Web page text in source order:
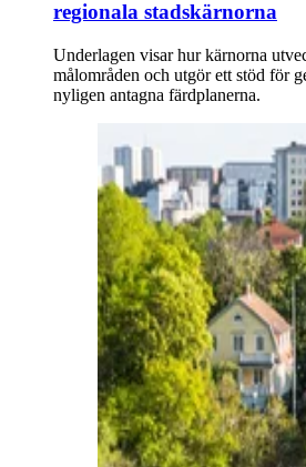
regionala stadskärnorna
Underlagen visar hur kärnorna
målområden och utgör ett stöd för
nyligen antagna färdplanerna.